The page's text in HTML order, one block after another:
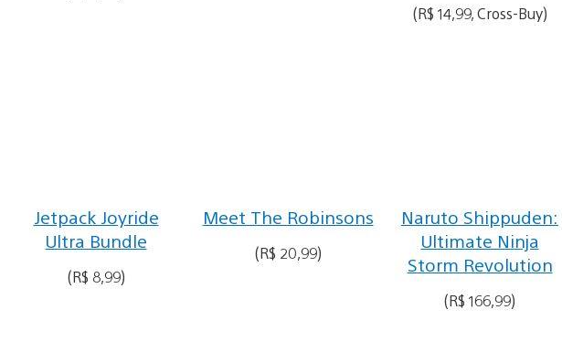
(R$ 14,99, Cross-Buy)
Jetpack Joyride
Ultra Bundle
(R$ 8,99)
Meet The Robinsons
(R$ 20,99)
Naruto Shippuden:
Ultimate Ninja
Storm Revolution
(R$ 166,99)